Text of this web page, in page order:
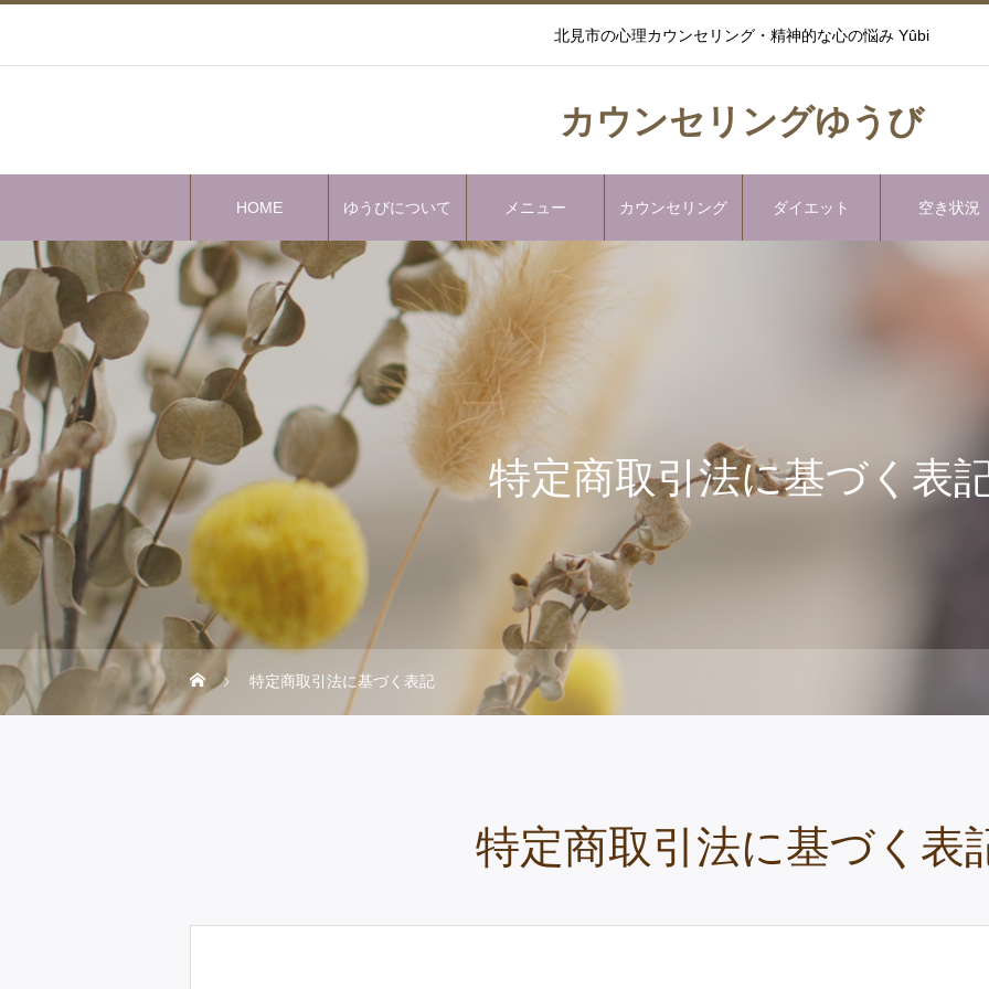
北見市の心理カウンセリング・精神的な心の悩み Yûbi
カウンセリングゆうび
HOME ゆうびについて メニュー カウンセリング ダイエット 空き状況
特定商取引法に基づく表
特定商取引法に基づく表記
特定商取引法に基づく表